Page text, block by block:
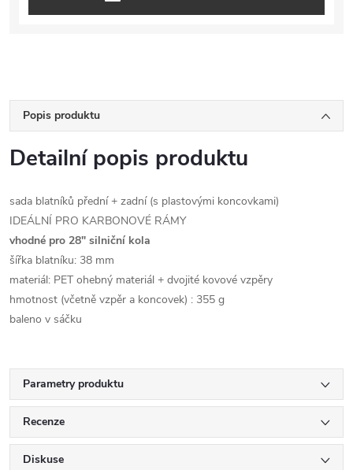
Popis produktu
Detailní popis produktu
sada blatníků přední + zadní (s plastovými koncovkami)
IDEÁLNÍ PRO KARBONOVÉ RÁMY
vhodné pro 28" silniční kola
šířka blatníku: 38 mm
materiál: PET ohebný materiál + dvojité kovové vzpěry
hmotnost (včetně vzpěr a koncovek) : 355 g
baleno v sáčku
Parametry produktu
Recenze
Diskuse